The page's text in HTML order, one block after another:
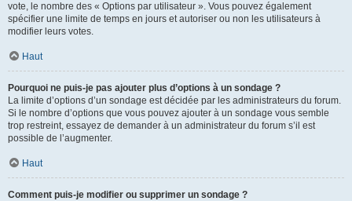
vote, le nombre des « Options par utilisateur ». Vous pouvez également
spécifier une limite de temps en jours et autoriser ou non les utilisateurs à
modifier leurs votes.
Haut
Pourquoi ne puis-je pas ajouter plus d’options à un sondage ?
La limite d’options d’un sondage est décidée par les administrateurs du forum.
Si le nombre d’options que vous pouvez ajouter à un sondage vous semble
trop restreint, essayez de demander à un administrateur du forum s’il est
possible de l’augmenter.
Haut
Comment puis-je modifier ou supprimer un sondage ?